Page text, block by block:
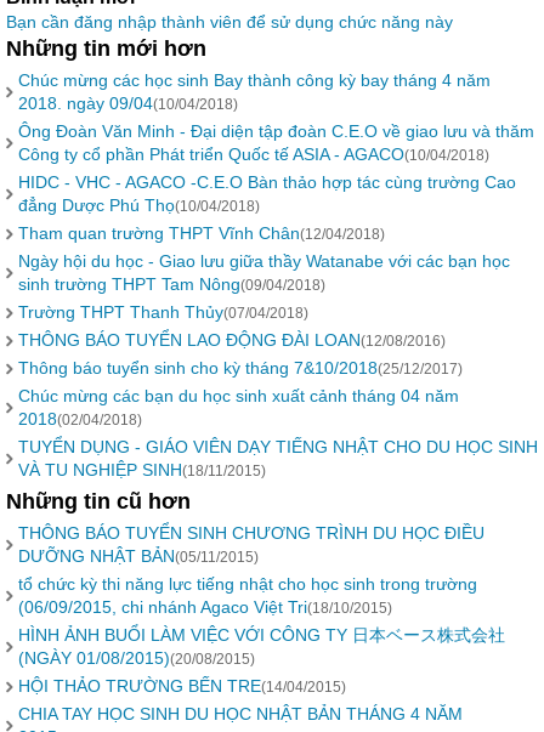
Bạn cần đăng nhập thành viên để sử dụng chức năng này
Những tin mới hơn
Chúc mừng các học sinh Bay thành công kỳ bay tháng 4 năm
2018. ngày 09/04(10/04/2018)
Ông Đoàn Văn Minh - Đại diện tập đoàn C.E.O về giao lưu và thăm
Công ty cổ phần Phát triển Quốc tế ASIA - AGACO(10/04/2018)
HIDC - VHC - AGACO -C.E.O Bàn thảo hợp tác cùng trường Cao
đẳng Dược Phú Thọ(10/04/2018)
Tham quan trường THPT Vĩnh Chân(12/04/2018)
Ngày hội du học - Giao lưu giữa thầy Watanabe với các bạn học
sinh trường THPT Tam Nông(09/04/2018)
Trường THPT Thanh Thủy(07/04/2018)
THÔNG BÁO TUYỂN LAO ĐỘNG ĐÀI LOAN(12/08/2016)
Thông báo tuyển sinh cho kỳ tháng 7&10/2018(25/12/2017)
Chúc mừng các bạn du học sinh xuất cảnh tháng 04 năm
2018(02/04/2018)
TUYỂN DỤNG - GIÁO VIÊN DẠY TIẾNG NHẬT CHO DU HỌC SINH
VÀ TU NGHIỆP SINH(18/11/2015)
Những tin cũ hơn
THÔNG BÁO TUYỂN SINH CHƯƠNG TRÌNH DU HỌC ĐIỀU
DƯỠNG NHẬT BẢN(05/11/2015)
tổ chức kỳ thi năng lực tiếng nhật cho học sinh trong trường
(06/09/2015, chi nhánh Agaco Việt Tri(18/10/2015)
HÌNH ẢNH BUỔI LÀM VIỆC VỚI CÔNG TY 日本ベース株式会社
(NGÀY 01/08/2015)(20/08/2015)
HỘI THẢO TRƯỜNG BẾN TRE(14/04/2015)
CHIA TAY HỌC SINH DU HỌC NHẬT BẢN THÁNG 4 NĂM